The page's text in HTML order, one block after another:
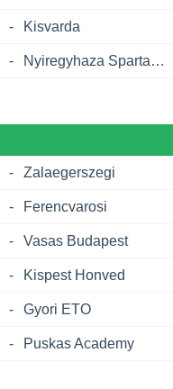
- Kisvarda
- Nyiregyhaza Spartacus
- Zalaegerszegi
- Ferencvarosi
- Vasas Budapest
- Kispest Honved
- Gyori ETO
- Puskas Academy